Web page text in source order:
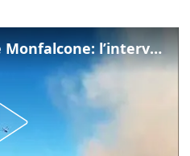
Incendio tra Duino e Monfalcone: l’intervento dei vigili del fuoco